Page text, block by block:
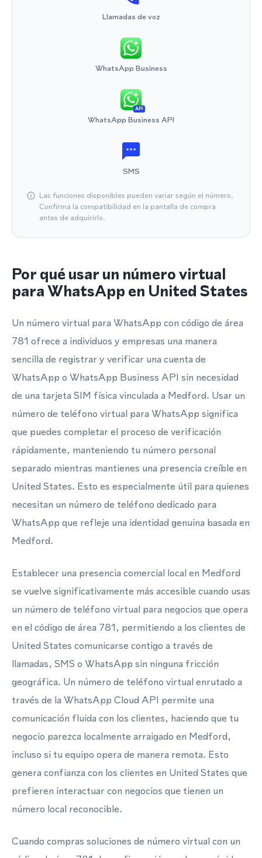
Llamadas de voz
WhatsApp Business
API
WhatsApp Business API
SMS
Las funciones disponibles pueden variar según el número.
Confirma la compatibilidad en la pantalla de compra
antes de adquirirlo.
Por qué usar un número virtual
para WhatsApp en United States
Un número virtual para WhatsApp con código de área
781 ofrece a individuos y empresas una manera
sencilla de registrar y verificar una cuenta de
WhatsApp o WhatsApp Business API sin necesidad
de una tarjeta SIM física vinculada a Medford. Usar un
número de teléfono virtual para WhatsApp significa
que puedes completar el proceso de verificación
rápidamente, manteniendo tu número personal
separado mientras mantienes una presencia creíble en
United States. Esto es especialmente útil para quienes
necesitan un número de teléfono dedicado para
WhatsApp que refleje una identidad genuina basada en
Medford.
Establecer una presencia comercial local en Medford
se vuelve significativamente más accesible cuando usas
un número de teléfono virtual para negocios que opera
en el código de área 781, permitiendo a los clientes de
United States comunicarse contigo a través de
llamadas, SMS o WhatsApp sin ninguna fricción
geográfica. Un número de teléfono virtual enrutado a
través de la WhatsApp Cloud API permite una
comunicación fluida con los clientes, haciendo que tu
negocio parezca localmente arraigado en Medford,
incluso si tu equipo opera de manera remota. Esto
genera confianza con los clientes en United States que
prefieren interactuar con negocios que tienen un
número local reconocible.
Cuando compras soluciones de número virtual con un